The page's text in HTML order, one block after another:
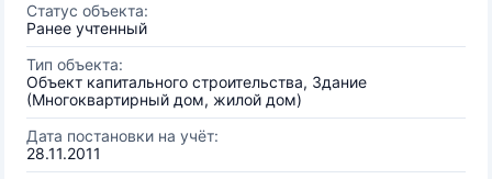
Статус объекта:
Ранее учтенный
Тип объекта:
Объект капитального строительства, Здание
(Многоквартирный дом, жилой дом)
Дата постановки на учёт:
28.11.2011